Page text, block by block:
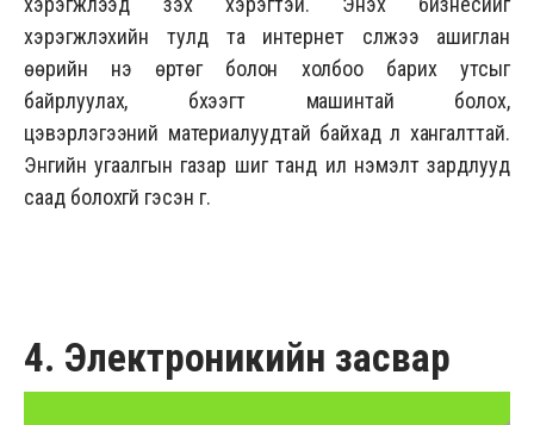
хэрэгжүүлэхийн тулд та интернет сүлжээ ашиглан
өөрийн үнэ өртөг болон холбоо барих утсыг
байрлуулах, бүхээгт машинтай болох,
цэвэрлэгээний материалуудтай байхад л хангалттай.
Энгийн угаалгын газар шиг танд илүү нэмэлт зардлууд
саад болохгүй гэсэн үг.
4. Электроникийн засвар